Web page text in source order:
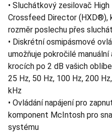
• Sluchátkový zesilovač
Crossfeed Director (HXD®),
rozměr poslechu přes
• Diskrétní osmipásmové
umožňuje pokročilé
krocích po 2 dB vašich
25 Hz, 50 Hz, 100 Hz, 200
kHz
• Ovládání napájení pro
komponent McIntosh pro
systému